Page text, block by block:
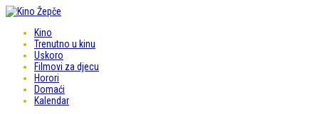
Kino
Trenutno u kinu
Uskoro
Filmovi za djecu
Horori
Domaći
Kalendar